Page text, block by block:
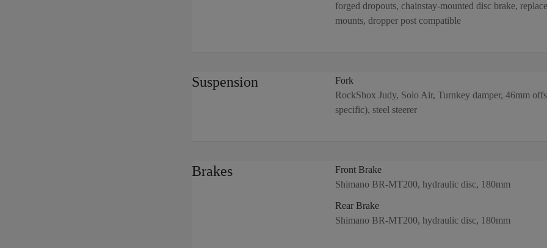
forged dropouts, chainstay-mounted disc brake,
mounts, dropper post compatible
Suspension
Fork
RockShox Judy, Solo Air, Turnkey damper, 46mm
specific), steel steerer
Brakes
Front Brake
Shimano BR-MT200, hydraulic disc, 180mm
Rear Brake
Shimano BR-MT200, hydraulic disc, 180mm